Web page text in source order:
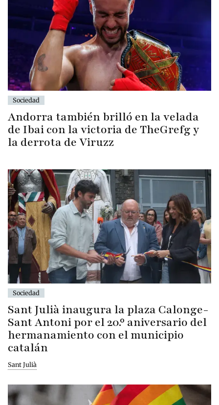
Sociedad
Andorra también brilló en la velada
de Ibai con la victoria de TheGrefg y
la derrota de Viruzz
Sociedad
Sant Julià inaugura la plaza Calonge-
Sant Antoni por el 20.º aniversario del
hermanamiento con el municipio
catalán
Sant Julià